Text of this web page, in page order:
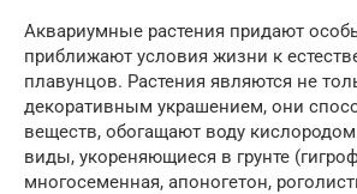
Аквариумные растения придают
приближают условия жизни к
плавунцов. Растения являются не
декоративным украшением, они
веществ, обогащают воду
виды, укореняющиеся в грунте
многосеменная, апоногетон,